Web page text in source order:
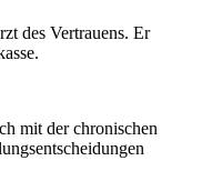
des Vertrauens. Er
mit der chronischen